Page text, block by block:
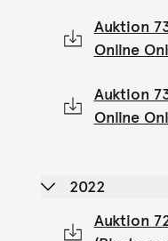
Auktion
Online
Auktion
Online
2022
Auktion